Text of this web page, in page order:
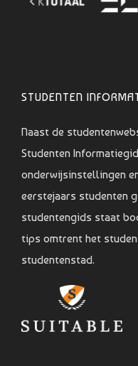
STUDENTEN
Naast de
Studenten
onderwijsinstellingen
eerstejaars studenten
studentengids staat
tips omtrent het
studentenstad.